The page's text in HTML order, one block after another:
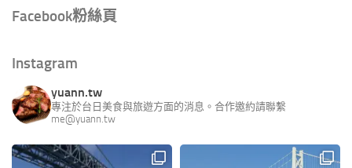
Facebook粉絲頁
Instagram
yuann.tw
專注於台日美食與旅遊方面的消息。合作邀約請聯繫
me@yuann.tw